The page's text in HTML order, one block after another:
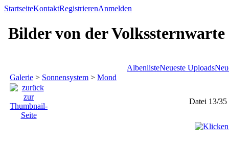
StartseiteKontaktRegistrierenAnmelden
Bilder von der Volkssternwarte
AlbenlisteNeueste Uploads
Galerie > Sonnensystem > Mond
Datei 13/35